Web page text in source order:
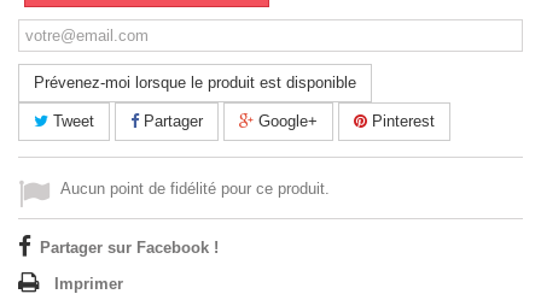
Prévenez-moi lorsque le produit est disponible
Tweet Partager Google+ Pinterest
Aucun point de fidélité pour ce produit.
Partager sur Facebook !
Imprimer